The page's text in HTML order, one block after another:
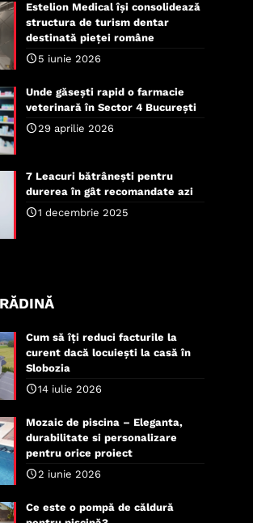
Estelion Medical își consolidează
structura de turism dentar
destinată pieței române
5 iunie 2026
Unde găsești rapid o farmacie
veterinară în Sector 4 București
29 aprilie 2026
7 Leacuri bătrânești pentru
durerea în gât recomandate azi
1 decembrie 2025
Cum să îți reduci facturile la
curent dacă locuiești la casă în
Slobozia
14 iulie 2026
Mozaic de piscina – Eleganta,
durabilitate si personalizare
pentru orice proiect
2 iunie 2026
Ce este o pompă de căldură